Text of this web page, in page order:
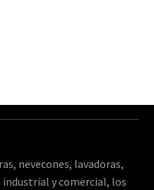
nevecones, lavadoras,
y comercial, los